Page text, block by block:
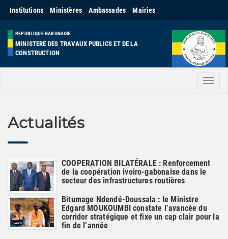
Institutions Ministères Ambassades Mairies
REPUBLIQUE GABONAISE
MINISTERE DES TRAVAUX PUBLICS ET DE LA
CONSTRUCTION
Menu
Actualités
COOPERATION BILATÉRALE : Renforcement
de la coopération ivoiro-gabonaise dans le
secteur des infrastructures routières
Bitumage Ndendé-Doussala : le Ministre
Edgard MOUKOUMBI constate l’avancée du
corridor stratégique et fixe un cap clair pour la
fin de l’année